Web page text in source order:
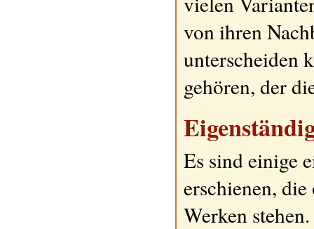
von ihren
unterscheiden
gehören, der
Es sind einige
erschienen,
Werken stehen.